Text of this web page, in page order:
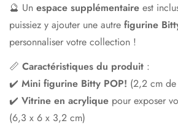
🔮 Un espace supplémentaire est
puissiez y ajouter une autre figurine
personnaliser votre collection !
📏 Caractéristiques du produit :
✔️ Mini figurine Bitty POP! (2,2 cm
✔️ Vitrine en acrylique pour exposer
(6,3 x 6 x 3,2 cm)